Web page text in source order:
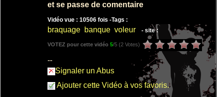
chat egoiste
ne partage
pas sa
patÃ©e
: 9
et se passe de comentaire
Vidéo vue : 10506 fois -Tags :
braquage banque voleur - site :
VOTEZ pour cette vidéo 5/5 (2 Votes)
--
Signaler un Abus
Ajouter cette Vidéo à vos favoris.